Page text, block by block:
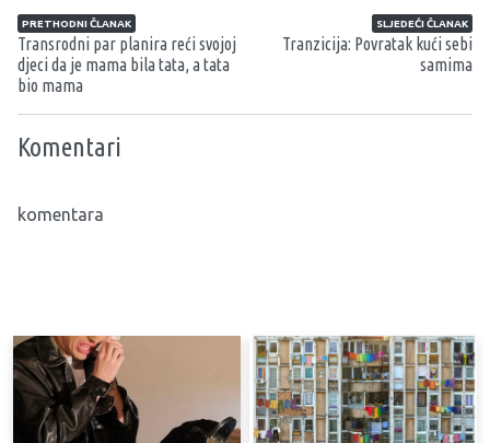
Navigacija članaka
PRETHODNI ČLANAK
Transrodni par planira reći svojoj
djeci da je mama bila tata, a tata
bio mama
SLJEDEĆI ČLANAK
Tranzicija: Povratak kući sebi
samima
Komentari
komentara